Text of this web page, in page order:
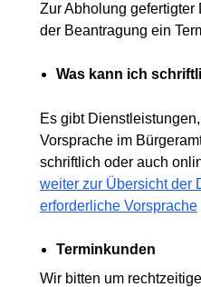
Zur Abholung
der Beantragung ein
Was kann ich
Es gibt
Vorsprache im
schriftlich oder auch
weiter zur Übersicht der
erforderliche Vorsprache
Terminkunden
Wir bitten um